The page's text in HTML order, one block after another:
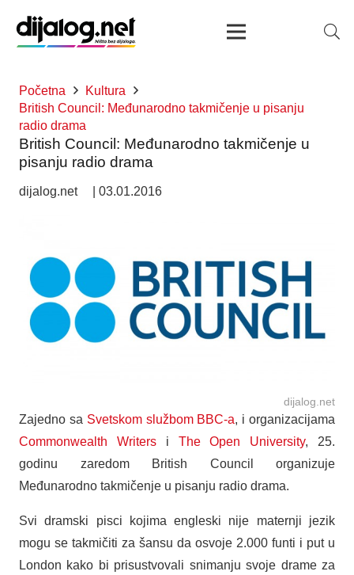
Početna
Kultura
British Council: Međunarodno takmičenje u pisanju
radio drama
British Council: Međunarodno takmičenje u
pisanju radio drama
dijalog.net |03.01.2016
dijalog.net
Zajedno sa Svetskom službom BBC-a, i organizacijama
Commonwealth Writersi The Open University, 25.
godinu zaredom British Council organizuje
Međunarodno takmičenje u pisanju radio drama.
Svi dramski pisci kojima engleski nije maternji jezik
mogu se takmičiti za šansu da osvoje 2.000 funti i put u
London kako bi prisustvovali snimanju svoje drame za